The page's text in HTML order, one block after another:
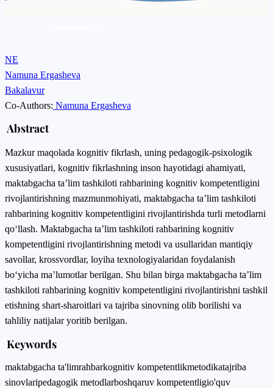
NE
Namuna Ergasheva
Bakalavur
Co-Authors: Namuna Ergasheva
Abstract
Mazkur maqolada kognitiv fikrlash, uning pedagogik-psixologik
xususiyatlari, kognitiv fikrlashning inson hayotidagi ahamiyati,
maktabgacha ta’lim tashkiloti rahbarining kognitiv kompetentligini
rivojlantirishning mazmunmohiyati, maktabgacha ta’lim tashkiloti
rahbarining kognitiv kompetentligini rivojlantirishda turli metodlarni
qo‘llash. Maktabgacha ta’lim tashkiloti rahbarining kognitiv
kompetentligini rivojlantirishning metodi va usullaridan mantiqiy
savollar, krossvordlar, loyiha texnologiyalaridan foydalanish
bo‘yicha ma’lumotlar berilgan. Shu bilan birga maktabgacha ta’lim
tashkiloti rahbarining kognitiv kompetentligini rivojlantirishni tashkil
etishning shart-sharoitlari va tajriba sinovning olib borilishi va
tahliliy natijalar yoritib berilgan.
Keywords
maktabgacha ta'limrahbarkognitiv kompetentlikmetodikatajriba
sinovlaripedagogik metodlarboshqaruv kompetentligio'quv